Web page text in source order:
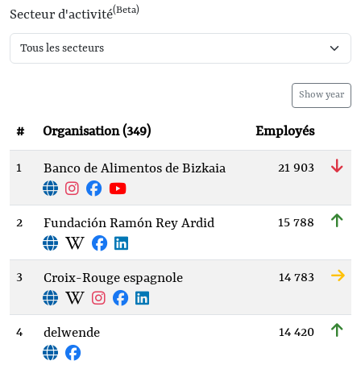
Secteur d'activité(Beta)
Show year
# Organisation (349) Employés
1 Banco de Alimentos de Bizkaia 21 903
2 Fundación Ramón Rey Ardid 15 788
3 Croix-Rouge espagnole 14 783
4 delwende 14 420